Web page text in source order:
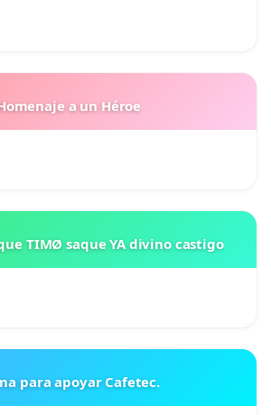
a un Héroe
TIMØ saque YA divino castigo
para apoyar Cafetec.